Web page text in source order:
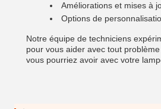
Améliorations et mises à
Options de
Notre équipe de techniciens
pour vous aider avec tout
vous pourriez avoir avec votre